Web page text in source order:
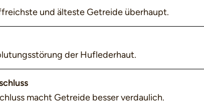
und älteste Getreide überhaupt.
der Huflederhaut.
macht Getreide besser verdaulich.